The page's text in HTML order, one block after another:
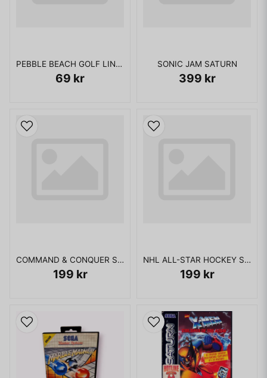
PEBBLE BEACH GOLF LINKS SATURN
69 kr
SONIC JAM SATURN
399 kr
COMMAND & CONQUER SATURN
199 kr
NHL ALL-STAR HOCKEY SEGA SATURN
199 kr